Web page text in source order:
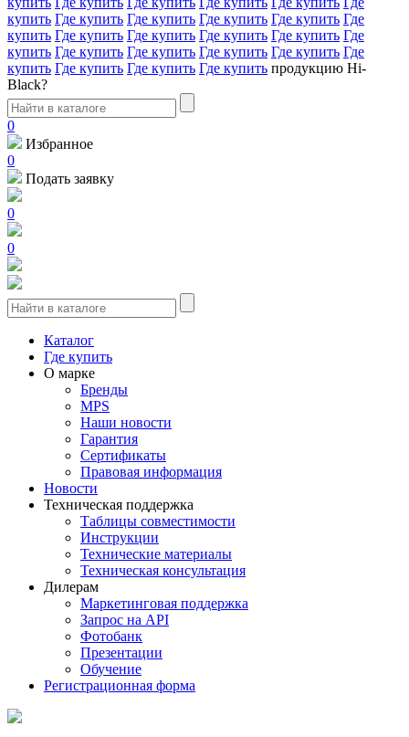
купить Где купить Где купить Где купить Где купить Где
купить Где купить Где купить Где купить Где купить Где
купить Где купить Где купить Где купить Где купить Где
купить Где купить Где купить Где купить продукцию Hi-
Black?
0
Избранное
0
Подать заявку
0
0
Каталог
Где купить
О марке
Бренды
MPS
Наши новости
Гарантия
Сертификаты
Правовая информация
Новости
Техническая поддержка
Таблицы совместимости
Инструкции
Технические материалы
Техническая консультация
Дилерам
Маркетинговая поддержка
Запрос на API
Фотобанк
Презентации
Обучение
Регистрационная форма